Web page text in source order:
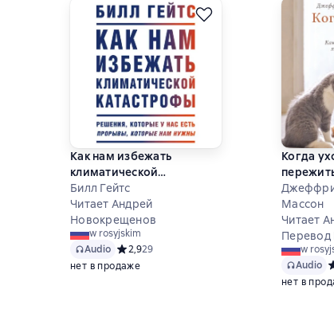
Как нам избежать
климатической
катастрофы. Решения,
которые у нас есть.
Прорывы, которые нам
нужны
Билл Гейтс
Читает Андрей
Новокрещенов
w rosyjskim
Audio Средний рейтинг 2,9 на основе 29 оценок
2,929
нет в продаже
Когда
Массон
Читает
Перевод
w
Audio
нет в